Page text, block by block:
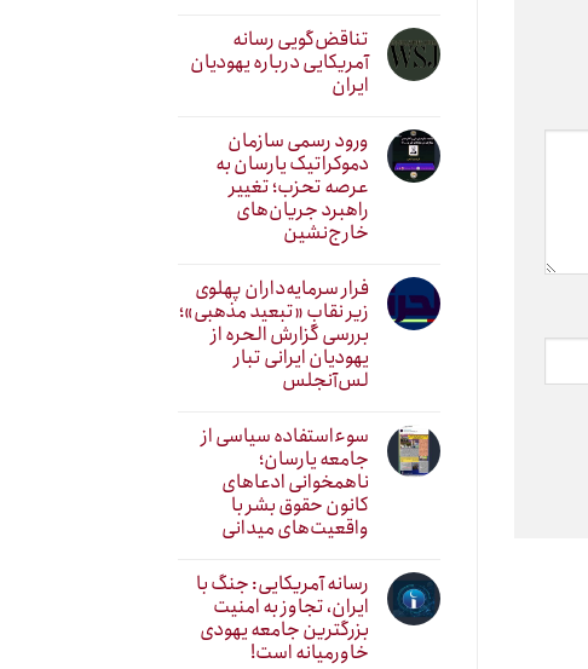
تناقض‌گویی رسانه
آمریکایی درباره یهودیان
ایران
ورود رسمی سازمان
دموکراتیک یارسان به
عرصه تحزب؛ تغییر
راهبرد جریان‌های
خارج‌نشین
فرار سرمایه‌داران پهلوی
زیر نقابِ «تبعید مذهبی»؛
بررسی گزارش الحره از
یهودیان ایرانی تبار
لس‌آنجلس
سوءاستفاده سیاسی از
جامعه یارسان؛
ناهمخوانی ادعاهای
کانون حقوق بشر با
واقعیت‌های میدانی
رسانه آمریکایی: جنگ با
ایران، تجاوز به امنیت
بزرگترین جامعه یهودی
خاورمیانه است!